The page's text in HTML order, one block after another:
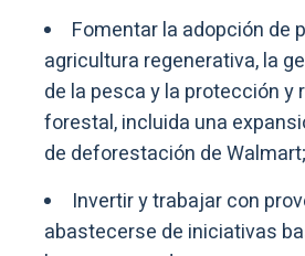
Fomentar la adopción de
agricultura regenerativa, la
de la pesca y la protección y
forestal, incluida una
de deforestación de
Invertir y trabajar con
abastecerse de iniciativas